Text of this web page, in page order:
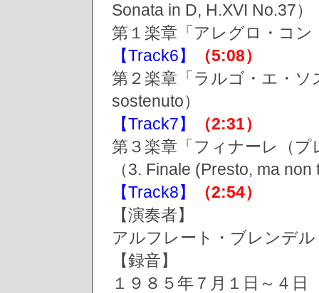
Sonata in D, H.XVI No.37
第１楽章「アレグロ・コ
【Track6】
（5:08）
第２楽章「ラルゴ・エ・
sostenuto）
【Track7】
（2:31）
第３楽章「フィナーレ（
（3. Finale (Presto, ma
【Track8】
（2:54）
【演奏者】
アルフレート・ブレンデ
【録音】
１９８５年７月１日～４